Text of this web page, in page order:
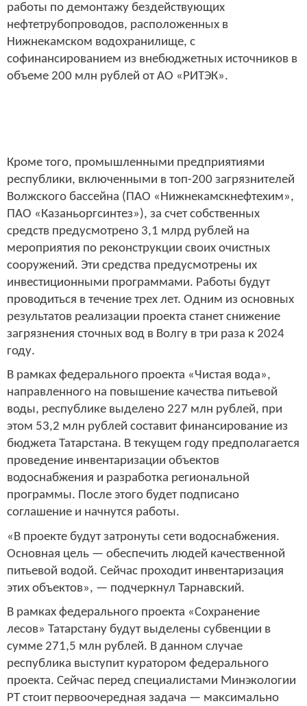
работы по демонтажу бездействующих
нефтетрубопроводов, расположенных в
Нижнекамском водохранилище, с
софинансированием из внебюджетных источников в
объеме 200 млн рублей от АО «РИТЭК».
Кроме того, промышленными предприятиями
республики, включенными в топ-200 загрязнителей
Волжского бассейна (ПАО «Нижнекамскнефтехим»,
ПАО «Казаньоргсинтез»), за счет собственных
средств предусмотрено 3,1 млрд рублей на
мероприятия по реконструкции своих очистных
сооружений. Эти средства предусмотрены их
инвестиционными программами. Работы будут
проводиться в течение трех лет. Одним из основных
результатов реализации проекта станет снижение
загрязнения сточных вод в Волгу в три раза к 2024
году.
В рамках федерального проекта «Чистая вода»,
направленного на повышение качества питьевой
воды, республике выделено 227 млн рублей, при
этом 53,2 млн рублей составит финансирование из
бюджета Татарстана. В текущем году предполагается
проведение инвентаризации объектов
водоснабжения и разработка региональной
программы. После этого будет подписано
соглашение и начнутся работы.
«В проекте будут затронуты сети водоснабжения.
Основная цель — обеспечить людей качественной
питьевой водой. Сейчас проходит инвентаризация
этих объектов», — подчеркнул Тарнавский.
В рамках федерального проекта «Сохранение
лесов» Татарстану будут выделены субвенции в
сумме 271,5 млн рублей. В данном случае
республика выступит куратором федерального
проекта. Сейчас перед специалистами Минэкологии
РТ стоит первоочередная задача — максимально